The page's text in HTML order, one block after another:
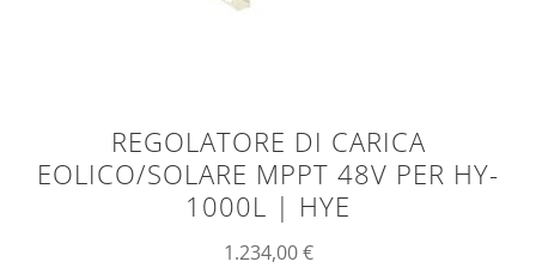
REGOLATORE DI CARICA
EOLICO/SOLARE MPPT 48V PER HY-
1000L | HYE
1.234,00€